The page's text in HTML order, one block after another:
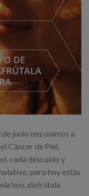
junio nos unimos a
Cáncer de Piel.
cada descuido y
pero hoy estás
hoy, disfrútala